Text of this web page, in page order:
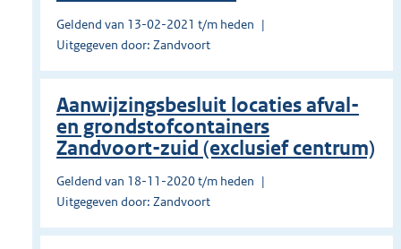
Geldend van 13-02-2021 t/m heden
Uitgegeven door: Zandvoort
Aanwijzingsbesluit locaties afval-
en grondstofcontainers
Zandvoort-zuid (exclusief centrum)
Geldend van 18-11-2020 t/m heden
Uitgegeven door: Zandvoort